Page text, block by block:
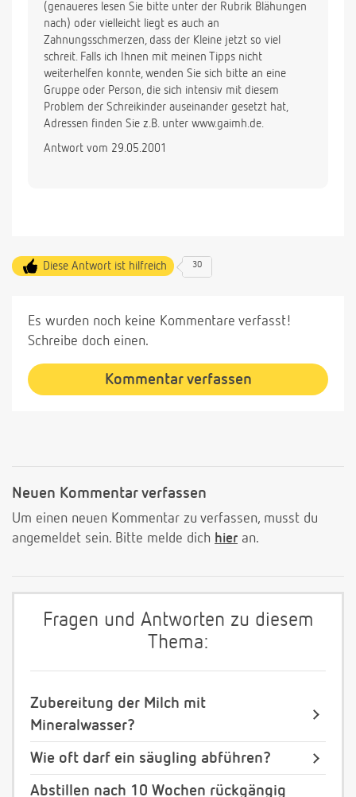
(genaueres lesen Sie bitte unter der Rubrik Blähungen
nach) oder vielleicht liegt es auch an
Zahnungsschmerzen, dass der Kleine jetzt so viel
schreit. Falls ich Ihnen mit meinen Tipps nicht
weiterhelfen konnte, wenden Sie sich bitte an eine
Gruppe oder Person, die sich intensiv mit diesem
Problem der Schreikinder auseinander gesetzt hat,
Adressen finden Sie z.B. unter www.gaimh.de.
Antwort vom 29.05.2001
Diese Antwort ist hilfreich 30
Es wurden noch keine Kommentare verfasst!
Schreibe doch einen.
Kommentar verfassen
Neuen Kommentar verfassen
Um einen neuen Kommentar zu verfassen, musst du
angemeldet sein. Bitte melde dich hier an.
Fragen und Antworten zu diesem
Thema:
Zubereitung der Milch mit
Mineralwasser?
Wie oft darf ein säugling abführen?
Abstillen nach 10 Wochen rückgängig